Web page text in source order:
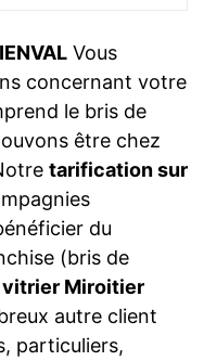
Vous
concernant votre
le bris de
être chez
tarification sur
du
(bris de
vitrier Miroitier
autre client
particuliers,